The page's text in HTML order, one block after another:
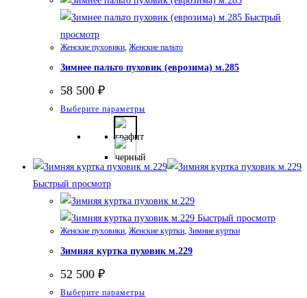
выбрать
на
Быстрый
просмотр
Женские пуховики Женские пальто
Зимнее пальто пуховик (еврозима) м.285
58 500 ₽
Выберите параметры
несколько
выбрать
Быстрый просмотр
Быстрый просмотр
Женские пуховики Женские куртки Зимние куртки
Зимняя куртка пуховик м.229
52 500 ₽
Выберите параметры